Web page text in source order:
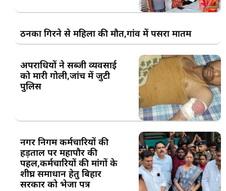
ठनका गिरने से महिला की मौत,गांव में पसरा मातम
अपराधियों ने सब्जी व्यवसाई
को मारी गोली,जांच में जुटी
पुलिस
नगर निगम कर्मचारियों की
हड़ताल पर महापौर की
पहल,कर्मचारियों की मांगों के
शीघ्र समाधान हेतु बिहार
सरकार को भेजा पत्र